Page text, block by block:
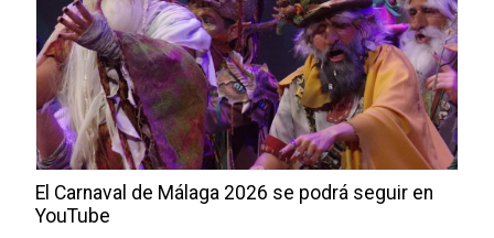
El Carnaval de Málaga 2026 se podrá seguir en
YouTube